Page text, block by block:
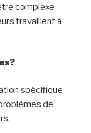
complexe
travaillent à
spécifique
de